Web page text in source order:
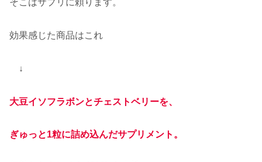
そこはサプリに頼ります。
効果感じた商品はこれ
↓
大豆イソフラボンとチェストベリーを、
ぎゅっと1粒に詰め込んだサプリメント。